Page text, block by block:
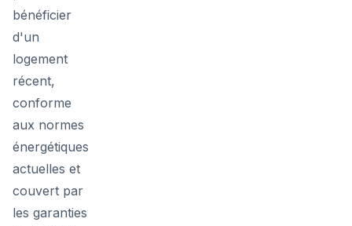
bénéficier
d'un
logement
récent,
conforme
aux normes
énergétiques
actuelles et
couvert par
les garanties